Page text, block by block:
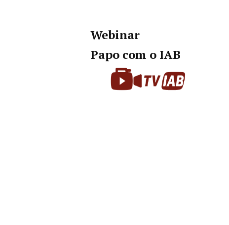
Webinar
Papo com o IAB